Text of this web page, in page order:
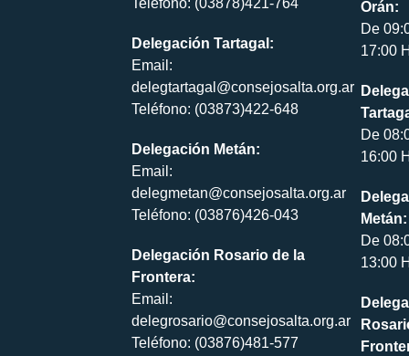
Teléfono: (03878)421-764
Delegación Tartagal:
Email:
delegtartagal@consejosalta.org.ar
Teléfono: (03873)422-648
Delegación Metán:
Email:
delegmetan@consejosalta.org.ar
Teléfono: (03876)426-043
Delegación Rosario de la
Frontera:
Email:
delegrosario@consejosalta.org.ar
Teléfono: (03876)481-577
Orán:
De
17:00
De
16:00
Metán:
De
13:00